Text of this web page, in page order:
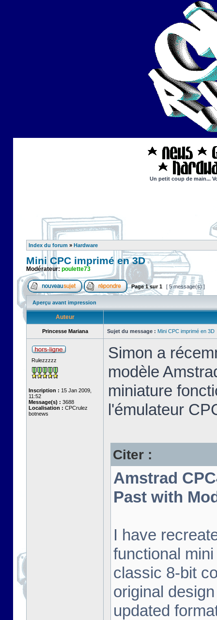
Un petit coup de main...
Index du forum » Hardware
Mini CPC imprimé en 3D
Modérateur: poulette73
Page1sur1 [ 5 message(s) ]
Aperçu avant impression
Auteur
Princesse Mariana Sujet du message : Mini CPC imprimé en 3D
Rulezzzzz
Inscription : 15 Jan 2009,
11:52
Message(s) : 3688
Localisation : CPCrulez
botnews
Simon a
modèle
miniature
l'émulateur
Citer :
Amstrad
Past with
I have
functional
classic 8-bit
original
updated